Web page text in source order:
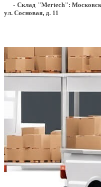
- Склад "Mertech":
ул. Сосновая, д. 11